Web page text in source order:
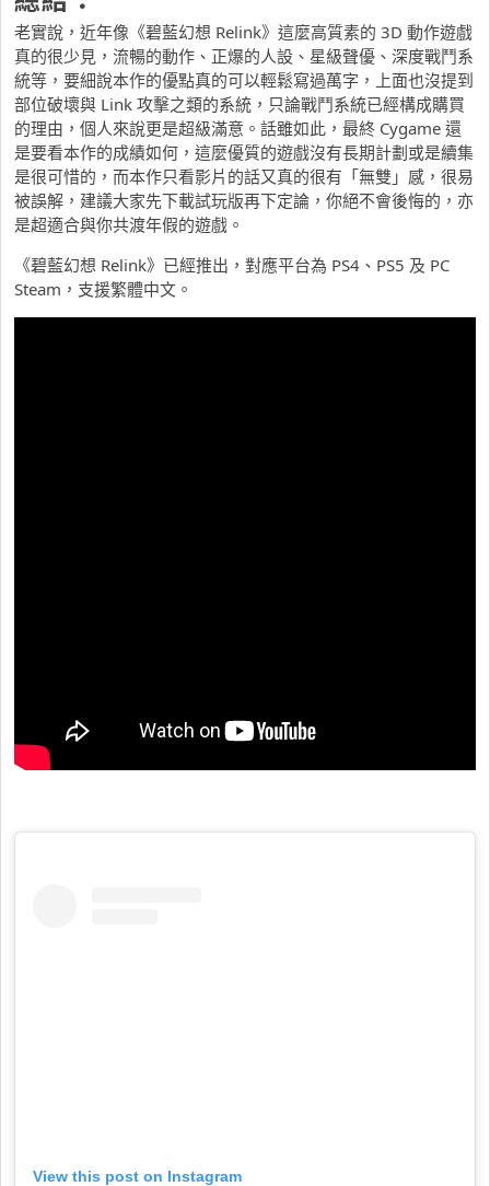
老實說，近年像《碧藍幻想 Relink》這麼高質素的 3D 動作遊戲
真的很少見，流暢的動作、正爆的人設、星級聲優、深度戰鬥系
統等，要細說本作的優點真的可以輕鬆寫過萬字，上面也沒提到
部位破壞與 Link 攻擊之類的系統，只論戰鬥系統已經構成購買
的理由，個人來說更是超級滿意。話雖如此，最終 Cygame 還
是要看本作的成績如何，這麼優質的遊戲沒有長期計劃或是續集
是很可惜的，而本作只看影片的話又真的很有「無雙」感，很易
被誤解，建議大家先下載試玩版再下定論，你絕不會後悔的，亦
是超適合與你共渡年假的遊戲。
《碧藍幻想 Relink》已經推出，對應平台為 PS4、PS5 及 PC
Steam，支援繁體中文。
View this post on Instagram